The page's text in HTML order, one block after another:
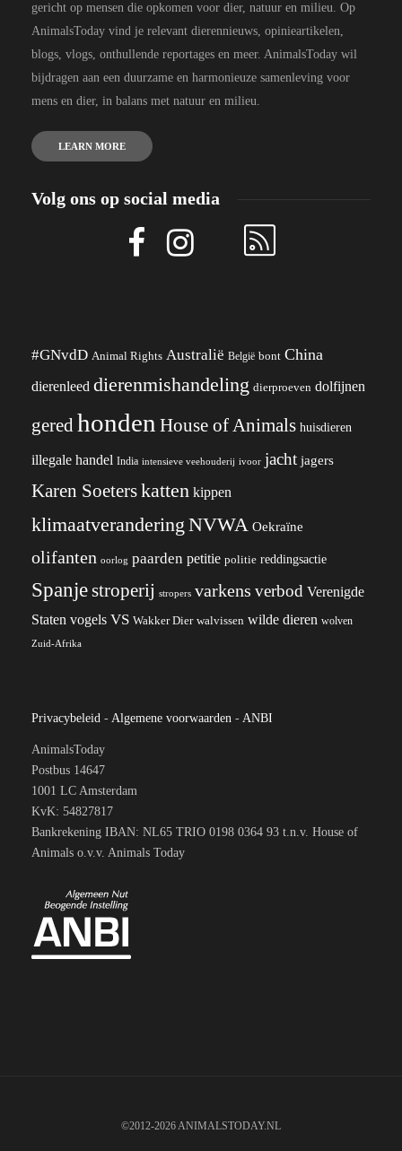
gericht op mensen die opkomen voor dier, natuur en milieu. Op
AnimalsToday vind je relevant dierennieuws, opinieartikelen,
blogs, vlogs, onthullende reportages en meer. AnimalsToday wil
bijdragen aan een duurzame en harmonieuze samenleving voor
mens en dier, in balans met natuur en milieu.
LEARN MORE
Volg ons op social media
#GNvdD Animal Rights Australië België bont China
dierenleed dierenmishandeling dierproeven dolfijnen
geredhonden House of Animals huisdieren
illegale handel India intensieve veehouderij ivoor jacht jagers
Karen Soeterskatten kippen
klimaatverandering NVWA Oekraïne
olifanten oorlog paarden petitie politie reddingsactie
Spanjestroperij stropers varkens verbod Verenigde
Staten vogels VS Wakker Dier walvissen wilde dieren wolven
Zuid-Afrika
Privacybeleid - Algemene voorwaarden - ANBI
AnimalsToday
Postbus 14647
1001 LC Amsterdam
KvK: 54827817
Bankrekening IBAN: NL65 TRIO 0198 0364 93 t.n.v. House of
Animals o.v.v. Animals Today
©2012-2026 ANIMALSTODAY.NL